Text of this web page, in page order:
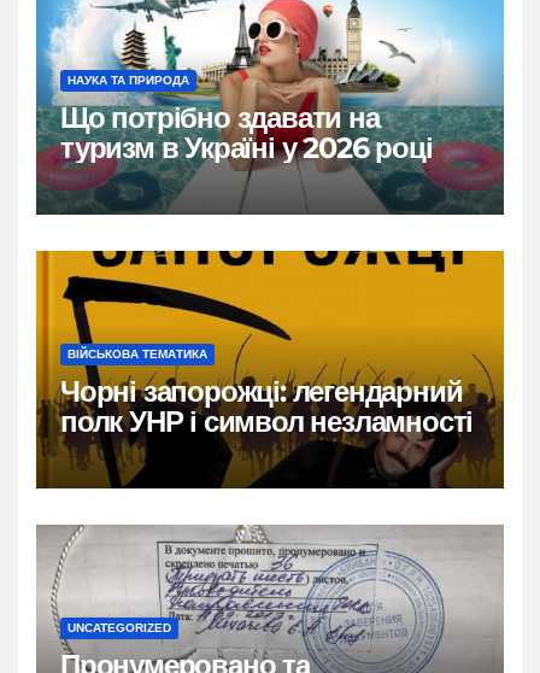
НАУКА ТА ПРИРОДА
Що потрібно здавати на
туризм в Україні у 2026 році
ВІЙСЬКОВА ТЕМАТИКА
Чорні запорожці: легендарний
полк УНР і символ незламності
UNCATEGORIZED
Пронумеровано та